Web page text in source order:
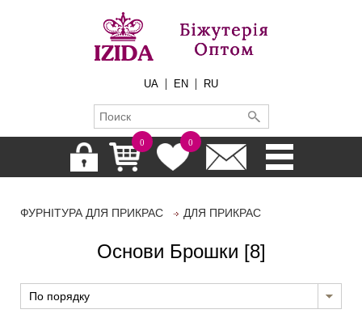
UA | EN | RU
0
0
ФУРНІТУРА ДЛЯ ПРИКРАС ДЛЯ ПРИКРАС
Основи Брошки [8]
По порядку